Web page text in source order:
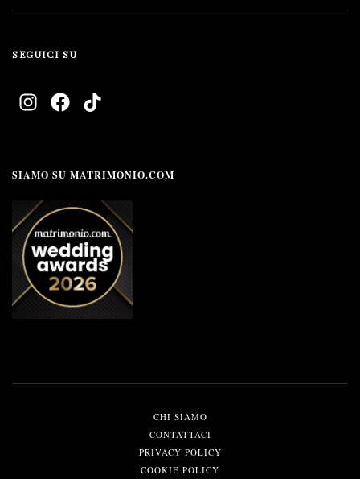
SEGUICI SU
SIAMO SU MATRIMONIO.COM
CHI SIAMO
CONTATTACI
PRIVACY POLICY
COOKIE POLICY